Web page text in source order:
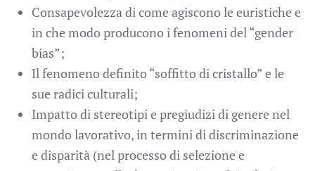
Consapevolezza di come agiscono le euristiche e
in che modo producono i fenomeni del “gender
bias”;
Il fenomeno definito “soffitto di cristallo” e le
sue radici culturali;
Impatto di stereotipi e pregiudizi di genere nel
mondo lavorativo, in termini di discriminazione
e disparità (nel processo di selezione e